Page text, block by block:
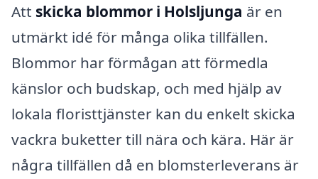
Att skicka blommor i Holsljunga är en
utmärkt idé för många olika tillfällen.
Blommor har förmågan att förmedla
känslor och budskap, och med hjälp av
lokala floristtjänster kan du enkelt skicka
vackra buketter till nära och kära. Här är
några tillfällen då en blomsterleverans är